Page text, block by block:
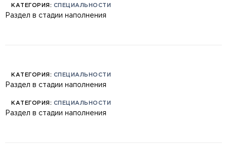
КАТЕГОРИЯ: СПЕЦИАЛЬНОСТИ
Раздел в стадии наполнения
КАТЕГОРИЯ: СПЕЦИАЛЬНОСТИ
Раздел в стадии наполнения
КАТЕГОРИЯ: СПЕЦИАЛЬНОСТИ
Раздел в стадии наполнения